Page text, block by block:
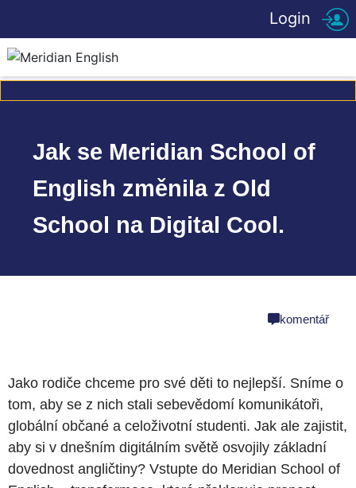
Login
Jak se Meridian School of
English změnila z Old
School na Digital Cool.
komentář
Jako rodiče chceme pro své děti to nejlepší. Sníme o
tom, aby se z nich stali sebevědomí komunikátoři,
globální občané a celoživotní studenti. Jak ale zajistit,
aby si v dnešním digitálním světě osvojily základní
dovednost angličtiny? Vstupte do Meridian School of